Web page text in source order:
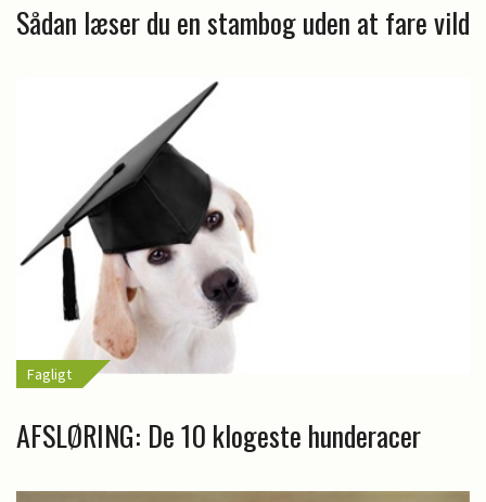
Sådan læser du en stambog uden at fare vild
Fagligt
AFSLØRING: De 10 klogeste hunderacer